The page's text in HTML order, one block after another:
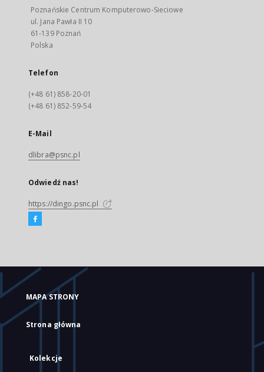
Poznańskie Centrum Komputerowo-Sieciowe
ul. Jana Pawła II 10
61-139 Poznań
Polska
Telefon
(+48 61) 858-20-01
(+48 61) 852-59-54
E-Mail
dlibra@psnc.pl
Odwiedź nas!
https://dingo.psnc.pl
MAPA STRONY
Strona główna
Kolekcje